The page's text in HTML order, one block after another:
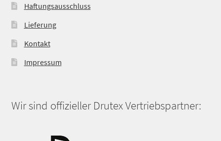
Haftungsausschluss
Lieferung
Kontakt
Impressum
Wir sind offizieller Drutex Vertriebspartner: